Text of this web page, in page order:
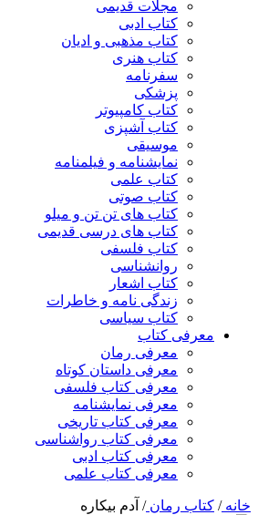
مجلات قدیمی
کتاب ادبی
کتاب مذهبی و ادیان
کتاب هنری
سفرنامه
پزشکی
کتاب کامپیوتر
کتاب آشپزی
موسیقی
نمایشنامه و فیلمنامه
کتاب علمی
کتاب صوتی
کتاب های تن تن و میلو
کتاب های درسی قدیمی
کتاب فلسفی
روانشناسی
کتاب اشعار
زندگی نامه و خاطرات
کتاب سیاسی
معرفی کتاب
معرفی رمان
معرفی داستان کوتاه
معرفی کتاب فلسفی
معرفی نمایشنامه
معرفی کتاب تاریخی
معرفی کتاب رواشناسی
معرفی کتاب ادبی
معرفی کتاب علمی
خانه/ کتاب رمان/ آدم بیکاره